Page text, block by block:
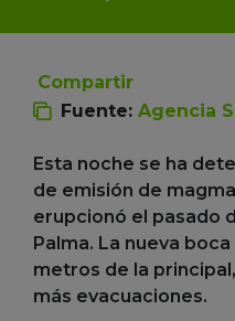
Compartir
Fuente: Agencia
Esta noche se ha
de emisión de
erupcionó el pasado
Palma. La nueva
metros de la
más evacuaciones.